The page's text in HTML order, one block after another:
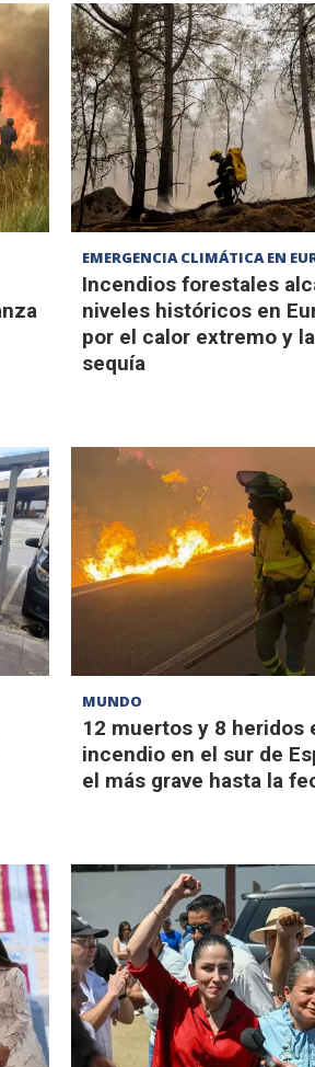
EMERGENCIA CLIMÁTICA EN
Incendios forestales
niveles históricos en
por el calor extremo y la
sequía
MUNDO
12 muertos y 8 heridos
incendio en el sur de
el más grave hasta la